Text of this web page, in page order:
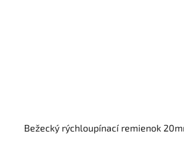
Bežecký rýchloupínací remienok